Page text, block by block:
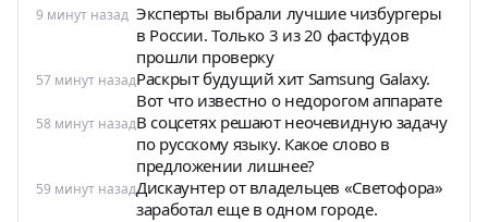
9 минут назад Эксперты выбрали лучшие чизбургеры
в России. Только 3 из 20 фастфудов
прошли проверку
57 минут назадРаскрыт будущий хит Samsung Galaxy.
Вот что известно о недорогом аппарате
58 минут назадВ соцсетях решают неочевидную задачу
по русскому языку. Какое слово в
предложении лишнее?
59 минут назадДискаунтер от владельцев «Светофора»
заработал еще в одном городе.